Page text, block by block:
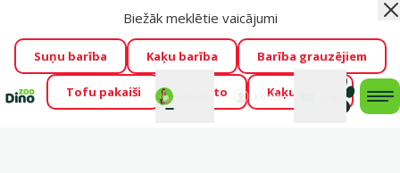
Visu mēnesi Dino Zoo piedāvā lieliskas cenas mīluļu TOP
barībām! 🍖→Skatīt piedāvājumu!
Fotokonkurss “GADA ŪSAIŅI”!
Varbūt tieši Tavs mīlulis
būs 2027. gada zvaigzne
→Piedalīties
Mans
konts
Biežāk meklētie vaicājumi
Suņu barība Kaķu barība Barība grauzējiem
Tofu pakaiši Foresto Kaķu mājas